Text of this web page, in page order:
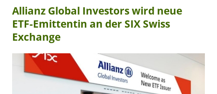
Allianz Global Investors wird neue
ETF-Emittentin an der SIX Swiss
Exchange